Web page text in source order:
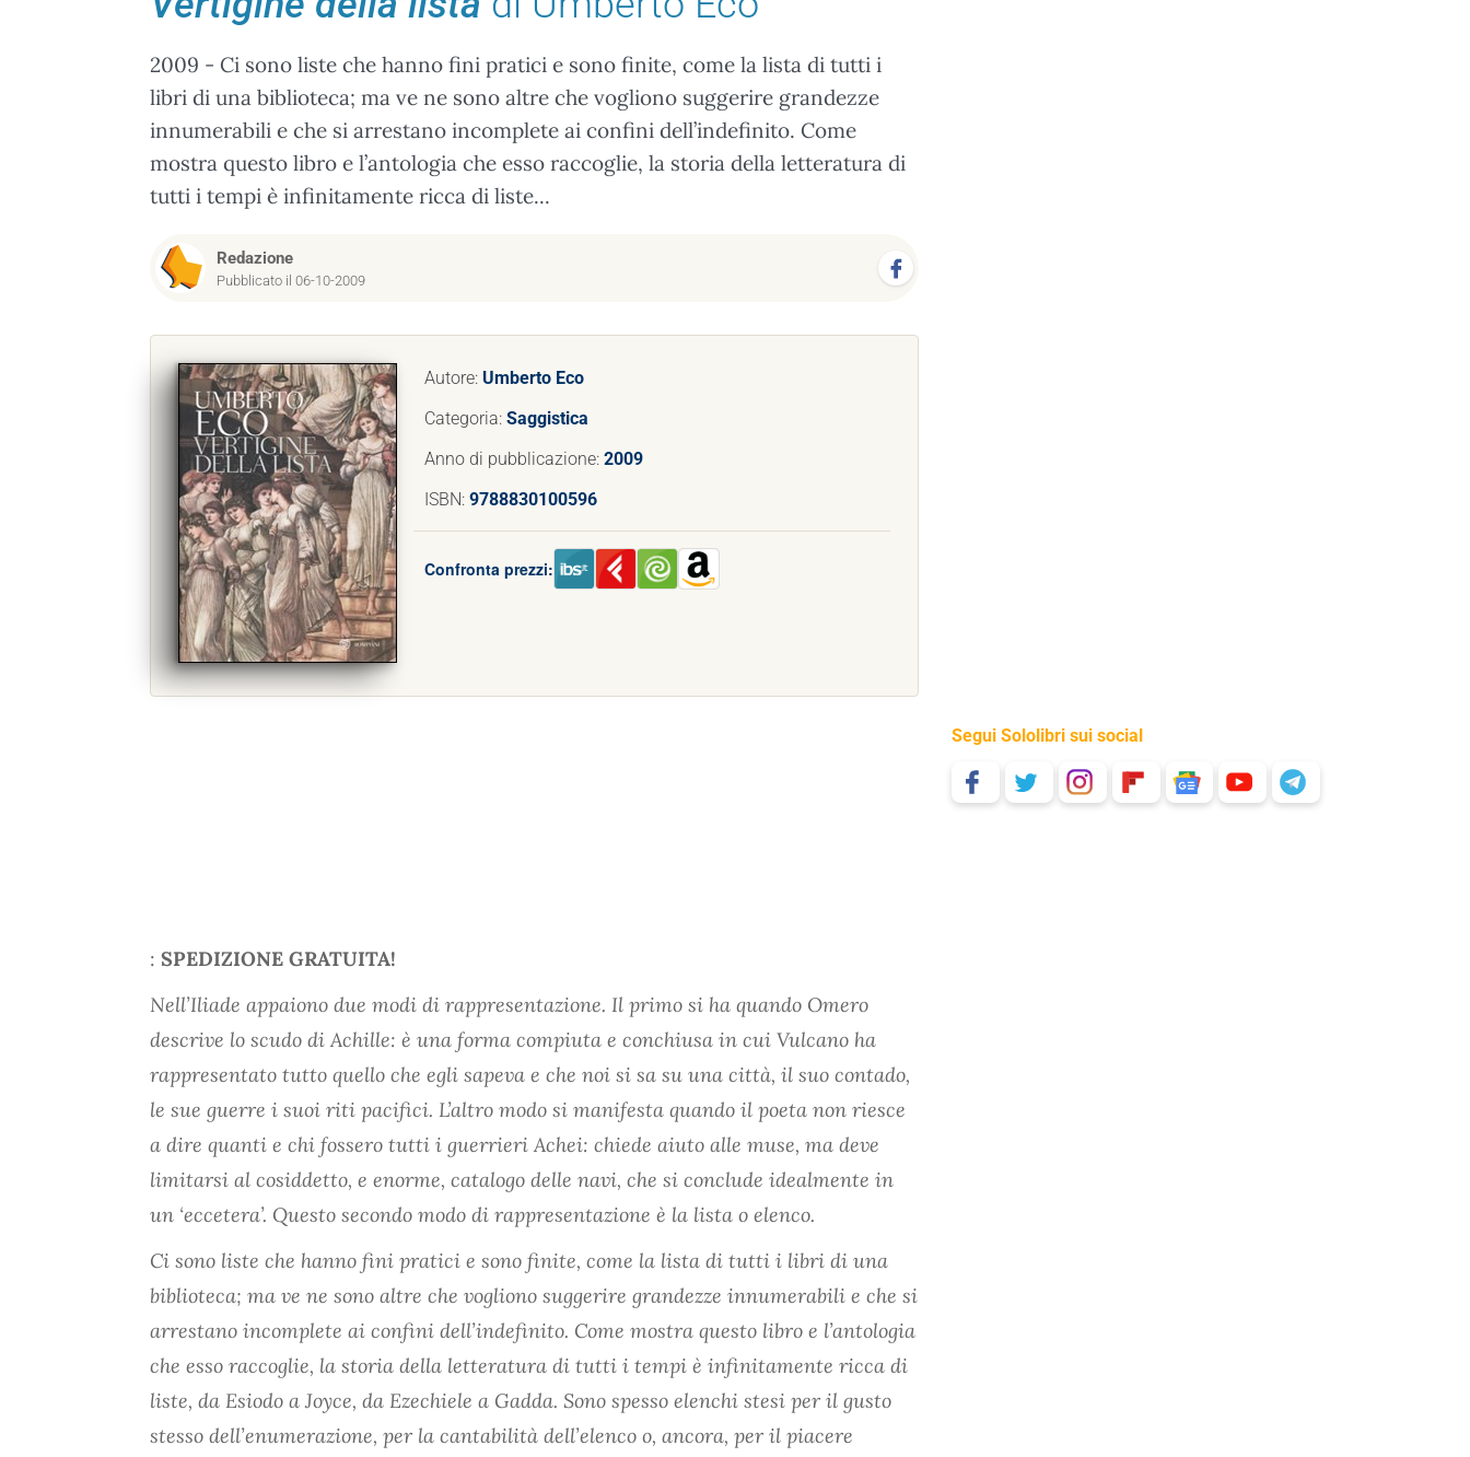
2009 - Ci sono liste che hanno fini pratici e sono finite, come la lista di tutti i
libri di una biblioteca; ma ve ne sono altre che vogliono suggerire grandezze
innumerabili e che si arrestano incomplete ai confini dell’indefinito. Come
mostra questo libro e l’antologia che esso raccoglie, la storia della letteratura di
tutti i tempi è infinitamente ricca di liste...
Redazione
Pubblicato il 06-10-2009
Autore: Umberto Eco
Categoria: Saggistica
Anno di pubblicazione: 2009
ISBN: 9788830100596
Confronta prezzi:
: SPEDIZIONE GRATUITA!
Nell’Iliade appaiono due modi di rappresentazione. Il primo si ha quando Omero
descrive lo scudo di Achille: è una forma compiuta e conchiusa in cui Vulcano ha
rappresentato tutto quello che egli sapeva e che noi si sa su una città, il suo contado,
le sue guerre i suoi riti pacifici. L’altro modo si manifesta quando il poeta non riesce
a dire quanti e chi fossero tutti i guerrieri Achei: chiede aiuto alle muse, ma deve
limitarsi al cosiddetto, e enorme, catalogo delle navi, che si conclude idealmente in
un ‘eccetera’. Questo secondo modo di rappresentazione è la lista o elenco.
Ci sono liste che hanno fini pratici e sono finite, come la lista di tutti i libri di una
biblioteca; ma ve ne sono altre che vogliono suggerire grandezze innumerabili e che si
arrestano incomplete ai confini dell’indefinito. Come mostra questo libro e l’antologia
che esso raccoglie, la storia della letteratura di tutti i tempi è infinitamente ricca di
liste, da Esiodo a Joyce, da Ezechiele a Gadda. Sono spesso elenchi stesi per il gusto
stesso dell’enumerazione, per la cantabilità dell’elenco o, ancora, per il piacere
Segui Sololibri sui social